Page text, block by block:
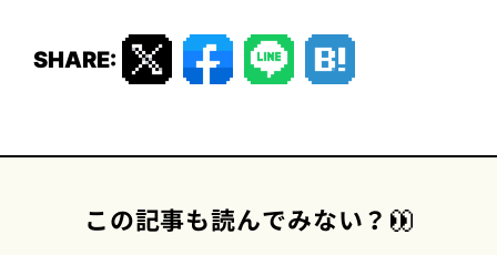
SHARE:
この記事も読んでみない？